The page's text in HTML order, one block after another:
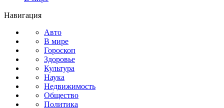
Навигация
Авто
В мире
Гороскоп
Здоровье
Культура
Наука
Недвижимость
Общество
Политика